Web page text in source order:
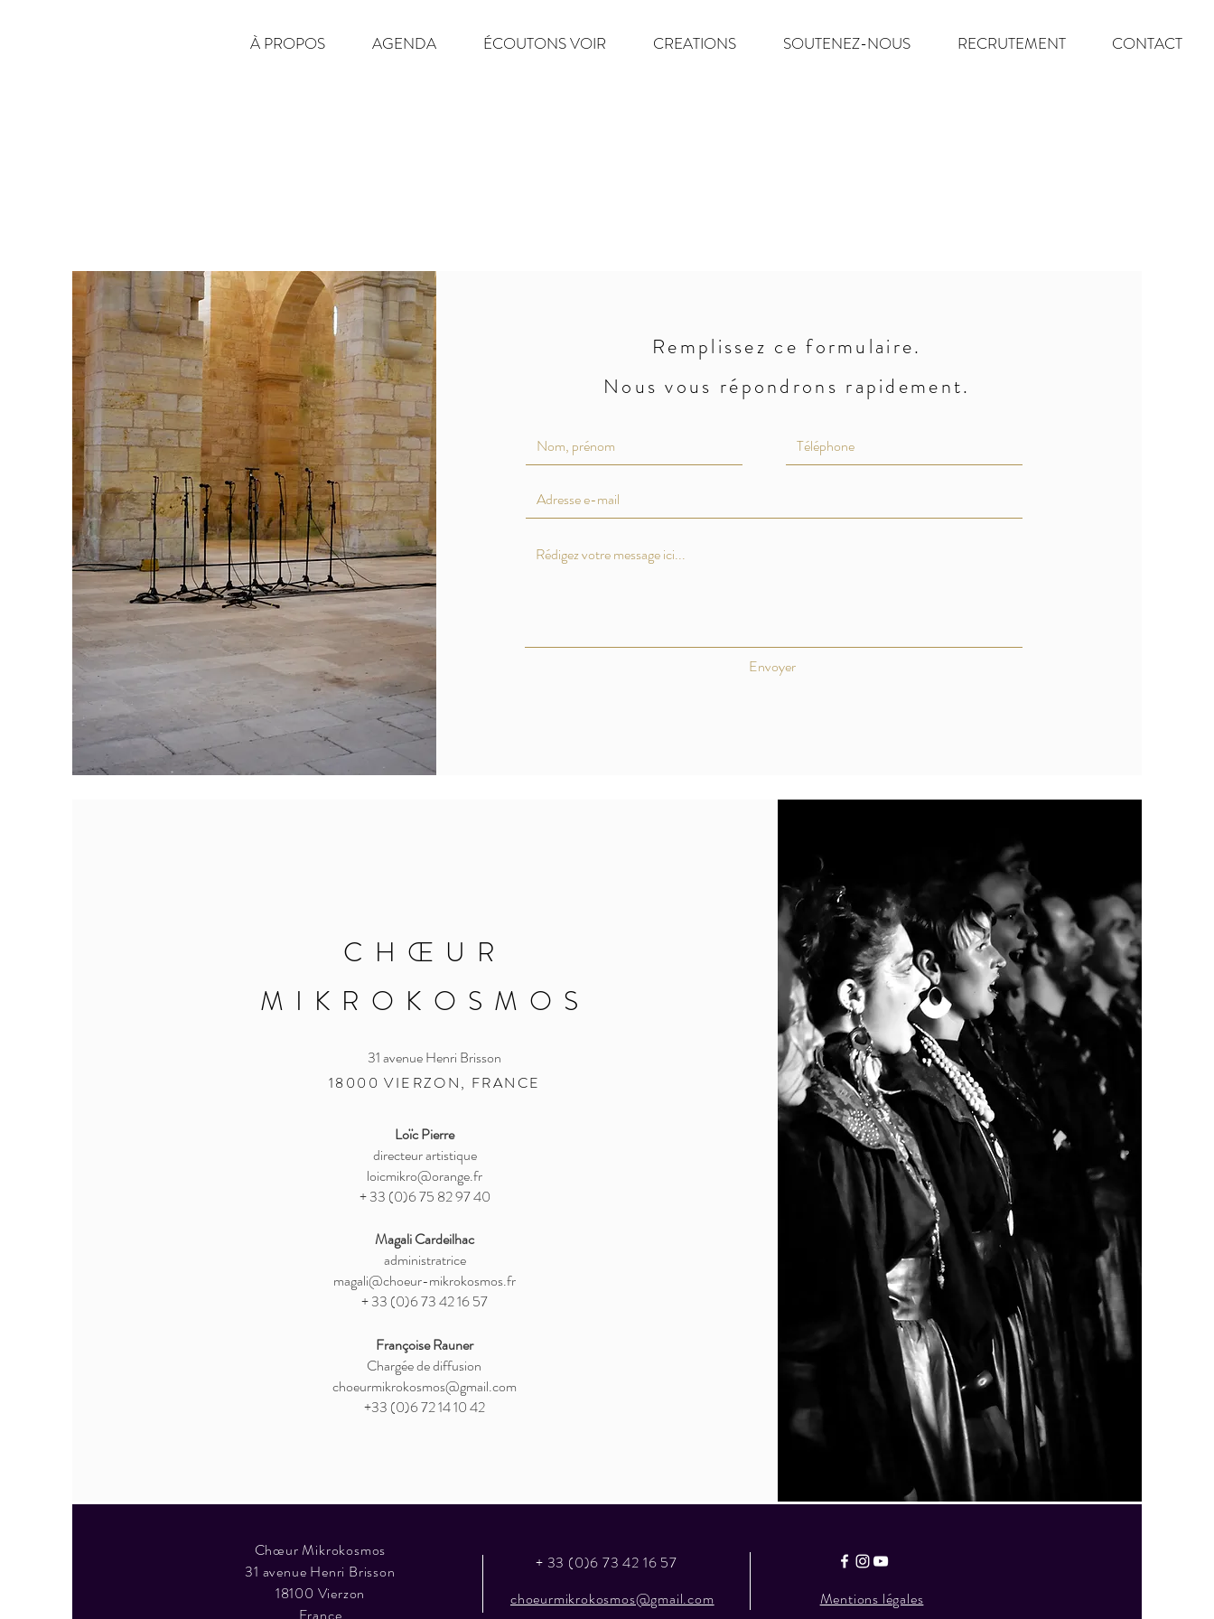
À PROPOS AGENDA ÉCOUTONS VOIR CREATIONS SOUTENEZ-NOUS RECRUTEMENT CONTACT
Remplissez ce formulaire.
Nous vous répondrons rapidement.
Envoyer
CHŒUR
MIKROKOSMOS
31 avenue Henri Brisson
18000 VIERZON, FRANCE
Loïc Pierre
directeur artistique
loicmikro@orange.fr
+ 33 (0)6 75 82 97 40
Magali Cardeilhac
administratrice
magali@choeur-mikrokosmos.fr
+ 33 (0)6 73 42 16 57
Françoise Rauner
Chargée de diffusion
choeurmikrokosmos@gmail.com
+33 (0)6 72 14 10 42
Chœur Mikrokosmos
31 avenue Henri Brisson
18100 Vierzon
+ 33 (0)6 73 42 16 57
choeurmikrokosmos@gmail.com
Mentions légales